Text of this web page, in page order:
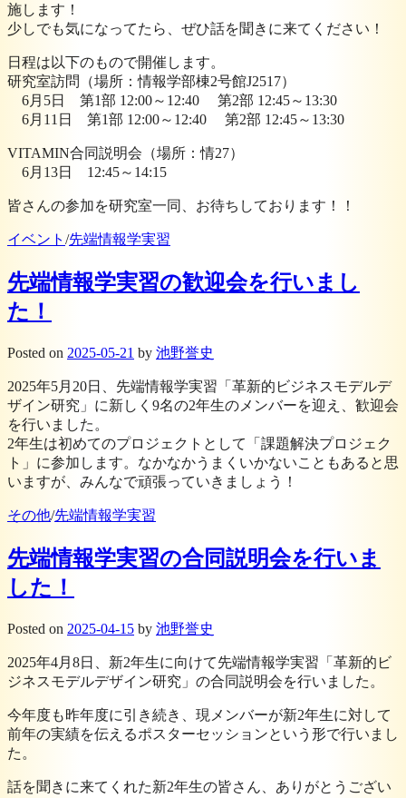
施します！
少しでも気になってたら、ぜひ話を聞きに来てください！
日程は以下のもので開催します。
研究室訪問（場所：情報学部棟2号館J2517）
6月5日 第1部 12:00～12:40 第2部 12:45～13:30
6月11日 第1部 12:00～12:40 第2部 12:45～13:30
VITAMIN合同説明会（場所：情27）
6月13日 12:45～14:15
皆さんの参加を研究室一同、お待ちしております！！
イベント /先端情報学実習
先端情報学実習の歓迎会を行いまし
た！
Posted on 2025-05-21 by 池野誉史
2025年5月20日、先端情報学実習「革新的ビジネスモデルデ
ザイン研究」に新しく9名の2年生のメンバーを迎え、歓迎会
を行いました。
2年生は初めてのプロジェクトとして「課題解決プロジェク
ト」に参加します。なかなかうまくいかないこともあると思
いますが、みんなで頑張っていきましょう！
その他/先端情報学実習
先端情報学実習の合同説明会を行いま
した！
Posted on 2025-04-15 by 池野誉史
2025年4月8日、新2年生に向けて先端情報学実習「革新的ビ
ジネスモデルデザイン研究」の合同説明会を行いました。
今年度も昨年度に引き続き、現メンバーが新2年生に対して
前年の実績を伝えるポスターセッションという形で行いまし
た。
話を聞きに来てくれた新2年生の皆さん、ありがとうござい